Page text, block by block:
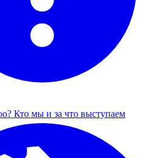
Кто мы и за что выступаем